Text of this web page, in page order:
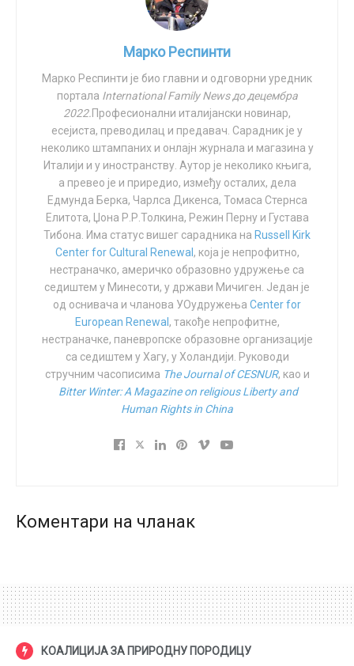
вест о томе да је Пипа принета на жртву. Осетио сам
се постиђено. Али њој и свим невиним жртвама овог
све злогласнијег света, који смрт сматра најбољим
интересом људи и деце, заклињем се да никада нећу
изневерити престати да стражим и бдим. Овде се ја
не питам ништа, али не намеравам да одустанем.
И као прави лаик, сада желим да овековечим Пипу у
молитви.
Подари јој вечни покој, Господе, и обасјај је
неугасивом светлошћу. Почивај у миру. Амин.
Foreground еутаназија еутаназија
еутаназија деце родитељска права
Марко Респинти
Марко Респинти је био главни и одговорни уредник
портала International Family News до децембра
2022.Професионални италијански новинар,
есејиста, преводилац и предавач. Сарадник је у
неколико штампаних и онлајн журнала и магазина у
Италији и у иностранству. Аутор је неколико књига,
а превео је и приредио, између осталих, дела
Едмунда Берка, Чарлса Дикенса, Томаса Стернса
Елитота, Џона Р.Р.Толкина, Режин Перну и Густава
Тибона. Има статус вишег сарадника на Russell Kirk
Center for Cultural Renewal, која је непрофитно,
нестраначко, америчко образовно удружење са
седиштем у Минесоти, у држави Мичиген. Један је
од оснивача и чланова УОудружења Center for
European Renewal, такође непрофитне,
нестраначке, паневропске образовне организације
са седиштем у Хагу, у Холандији. Руководи
стручним часописима The Journal of CESNUR, као и
Bitter Winter: A Magazine on religious Liberty and
Human Rights in China
Коментари на чланак
КОАЛИЦИЈА ЗА ПРИРОДНУ ПОРОДИЦУ